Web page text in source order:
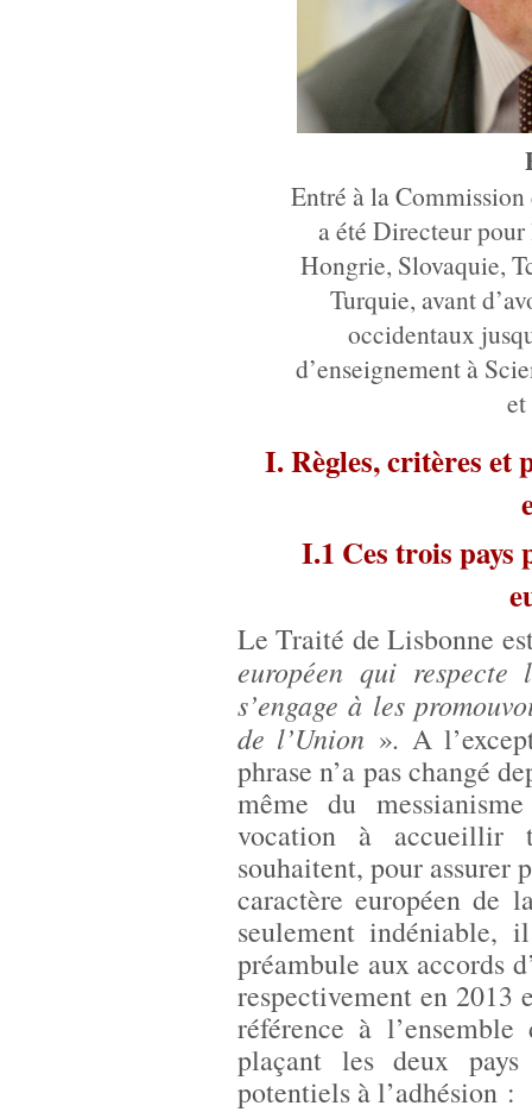
Entré à la
a été Directeur pour
Hongrie, Slovaquie,
Turquie, avant
occidentaux
d’enseignement à
et
I. Règles, critères et
I.1 Ces trois pays
Le Traité de Lisbonne
européen qui
s’engage à les
de l’Union ». A
phrase n’a pas changé
même du
vocation à accueillir
souhaitent, pour assurer
caractère européen de
seulement indéniable,
préambule aux accords
respectivement en 2013
référence à
plaçant les deux
potentiels à l’adhésion :